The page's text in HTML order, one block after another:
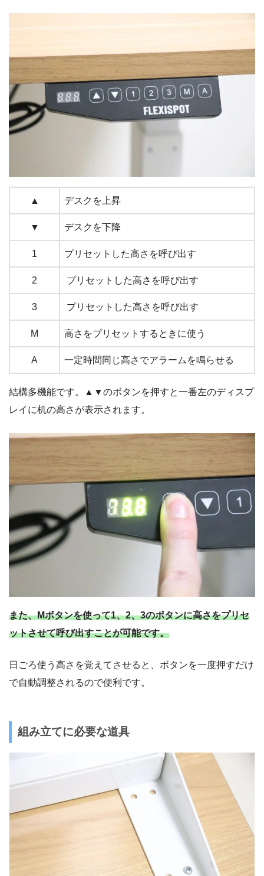
▲ デスクを上昇
▼ デスクを下降
1 プリセットした高さを呼び出す
2 プリセットした高さを呼び出す
3 プリセットした高さを呼び出す
M 高さをプリセットするときに使う
A 一定時間同じ高さでアラームを鳴らせる
結構多機能です。▲▼のボタンを押すと一番左のディスプ
レイに机の高さが表示されます。
また、Mボタンを使って1、2、3のボタンに高さをプリセ
ットさせて呼び出すことが可能です。
日ごろ使う高さを覚えてさせると、ボタンを一度押すだけ
で自動調整されるので便利です。
組み立てに必要な道具